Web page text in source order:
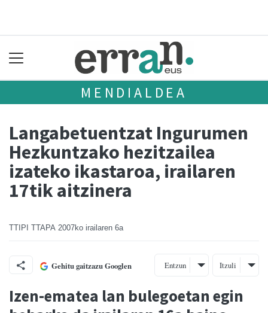
MENDIALDEA
Langabetuentzat Ingurumen
Hezkuntzako hezitzailea
izateko ikastaroa, irailaren
17tik aitzinera
TTIPI TTAPA 2007ko irailaren 6a
Gehitu gaitzazu Googlen Entzun Itzuli
Izen-ematea lan bulegoetan egin